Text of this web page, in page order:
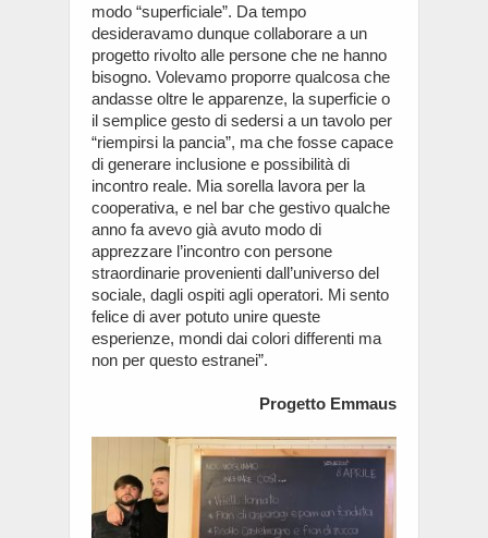
modo “superficiale”. Da tempo
desideravamo dunque collaborare a un
progetto rivolto alle persone che ne hanno
bisogno. Volevamo proporre qualcosa che
andasse oltre le apparenze, la superficie o
il semplice gesto di sedersi a un tavolo per
“riempirsi la pancia”, ma che fosse capace
di generare inclusione e possibilità di
incontro reale. Mia sorella lavora per la
cooperativa, e nel bar che gestivo qualche
anno fa avevo già avuto modo di
apprezzare l’incontro con persone
straordinarie provenienti dall’universo del
sociale, dagli ospiti agli operatori. Mi sento
felice di aver potuto unire queste
esperienze, mondi dai colori differenti ma
non per questo estranei”.
Progetto Emmaus